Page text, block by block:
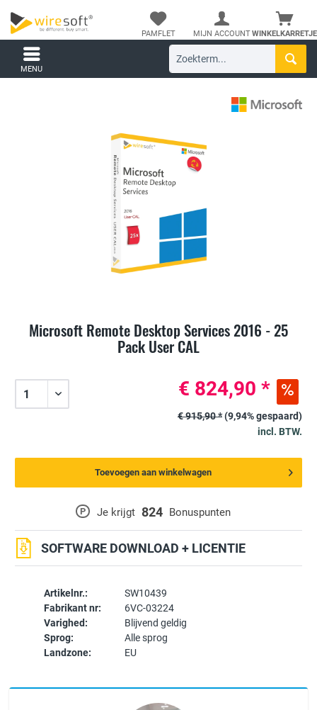
WINKELKARRETJE
PAMFLET MIJN ACCOUNT
MENU
Microsoft Remote Desktop Services 2016 - 25
Pack User CAL
Artikelnr.:
SW10439
Fabrikant nr:
6VC-03224
Varighed:
Blijvend geldig
Sprog:
Alle sprog
Landzone:
EU
P Je krijgt 824 Bonuspunten
SOFTWARE DOWNLOAD + LICENTIE
€ 824,90 *
€ 915,90 *(9,94% gespaard)
incl. BTW.
Toevoegen aan winkelwagen